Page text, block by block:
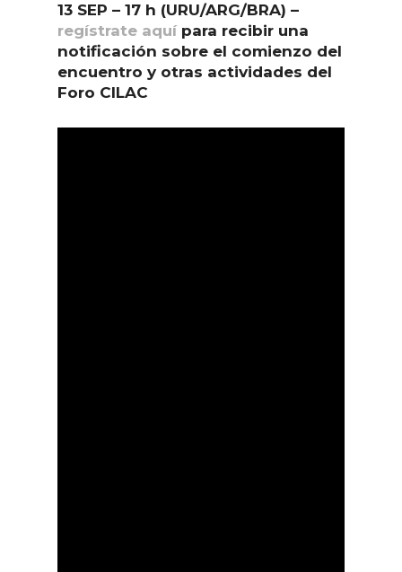
13 SEP – 17 h (URU/ARG/BRA) –
regístrate aquípara recibir una
notificación sobre el comienzo del
encuentro y otras actividades del
Foro CILAC